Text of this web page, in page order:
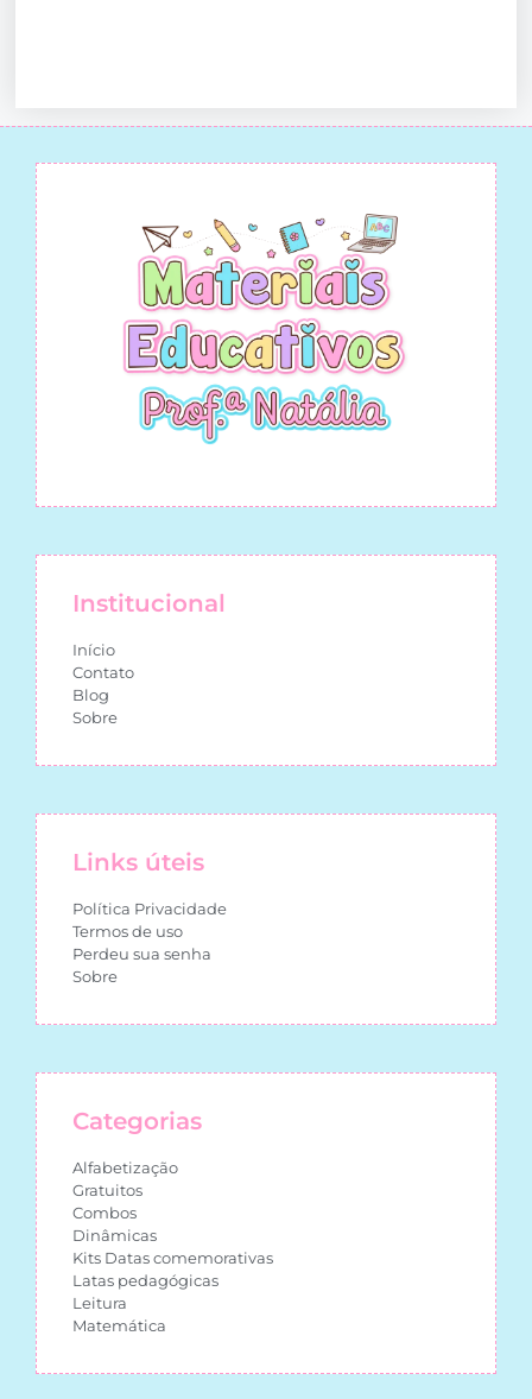
Institucional
Início
Contato
Blog
Sobre
Links úteis
Política Privacidade
Termos de uso
Perdeu sua senha
Sobre
Categorias
Alfabetização
Gratuitos
Combos
Dinâmicas
Kits Datas comemorativas
Latas pedagógicas
Leitura
Matemática